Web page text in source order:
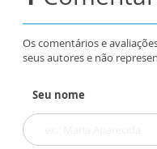
Os comentários e
seus autores e não
Seu nome